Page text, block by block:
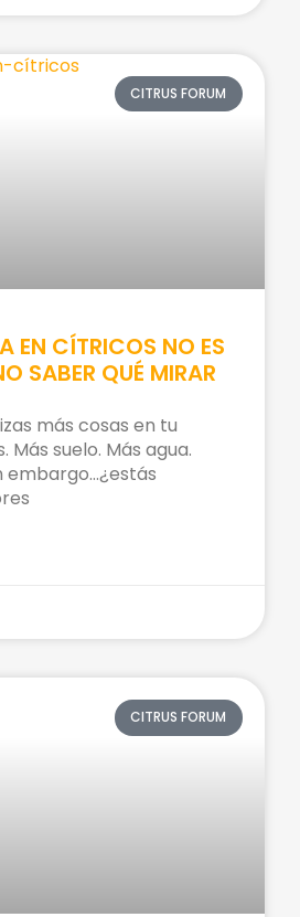
CITRUS FORUM
EN CÍTRICOS NO ES
SABER QUÉ MIRAR
más cosas en tu
Más suelo. Más agua.
embargo…¿estás
CITRUS FORUM